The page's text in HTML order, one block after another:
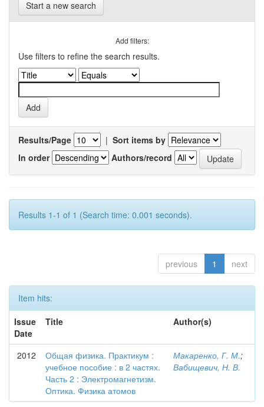
Start a new search
Add filters:
Use filters to refine the search results.
Results/Page | Sort items by
In order
Authors/record
Results 1-1 of 1 (Search time: 0.001 seconds).
previous 1 next
Item hits:
Issue
Date
Title Author(s)
2012
Общая физика. Практикум :
учебное пособие : в 2 частях.
Часть 2 : Электромагнетизм.
Оптика. Физика атомов
Макаренко, Г. М.;
Вабищевич, Н. В.